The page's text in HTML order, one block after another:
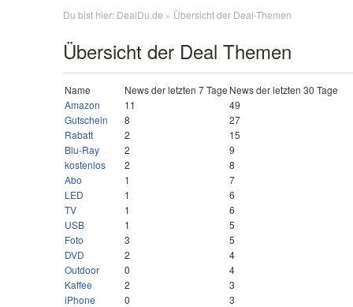
Du bist hier: DealDu.de » Übersicht der Deal-Themen
Übersicht der Deal Themen
Name News der letzten 7 Tage News der letzten 30 Tage
Amazon
11
49
Gutschein
8
27
Rabatt
2
15
Blu-Ray
2
9
kostenlos
2
8
Abo
1
7
LED
1
6
TV
1
6
USB
1
5
Foto
3
5
DVD
2
4
Outdoor
0
4
Kaffee
2
3
iPhone
0
3